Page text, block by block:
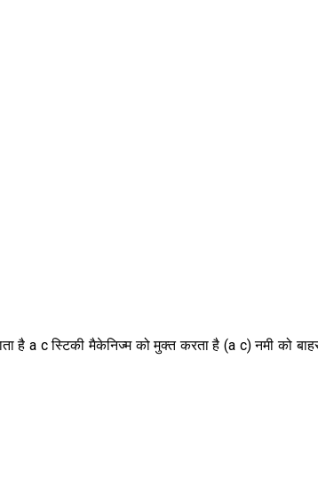
है a c स्टिकी मैकेनिज्म को मुक्त करता है (a c) नमी को